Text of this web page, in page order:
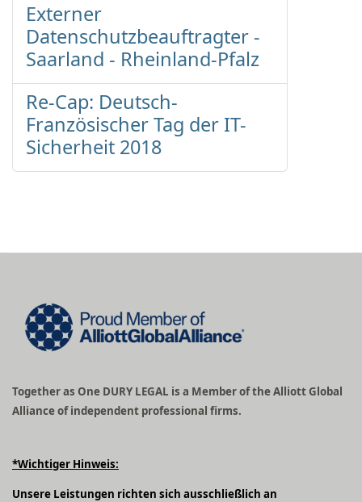
Externer
Datenschutzbeauftragter -
Saarland - Rheinland-Pfalz
Re-Cap: Deutsch-
Französischer Tag der IT-
Sicherheit 2018
Together as One DURY LEGAL is a Member of the Alliott Global
Alliance of independent professional firms.
*Wichtiger Hinweis:
Unsere Leistungen richten sich ausschließlich an